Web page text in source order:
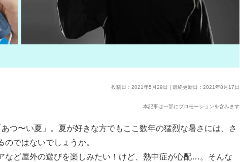
投稿日：2021年5月29日 | 最終更新日：2021年8月17日
本記事は一部にプロモーションを含みます
つ〜い夏」。夏が好きな方でもここ数年の猛烈な暑さには、さ
ではないでしょうか。
など屋外の遊びを楽しみたい！けど、熱中症が心配…。そんな